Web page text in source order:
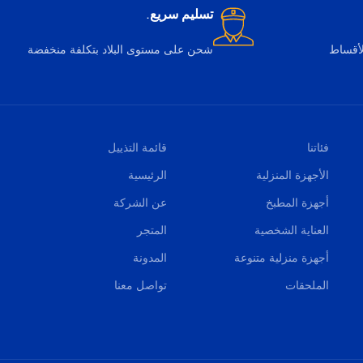
تسليم سريع.
شحن على مستوى البلاد بتكلفة منخفضة
فئاتنا
الأجهزة المنزلية
أجهزة المطبخ
العناية الشخصية
أجهزة منزلية متنوعة
الملحقات
قائمة التذييل
الرئيسية
عن الشركة
المتجر
المدونة
تواصل معنا